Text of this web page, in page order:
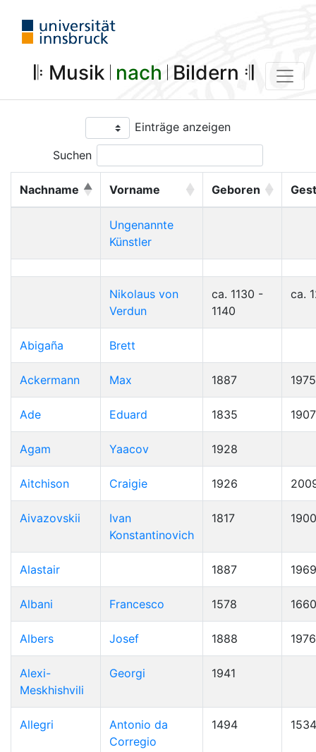
𝄆 Musik 𝄀 nach 𝄀 Bildern 𝄇
Einträge anzeigen
Suchen
Nachname Vorname Geboren
Ungenannte
Künstler
Nikolaus von
Verdun
ca. 1130 -
1140
ca.
Abigaña Brett
Ackermann Max 1887 1975
Ade Eduard 1835 1907
Agam Yaacov 1928
Aitchison Craigie 1926
Aivazovskii
Ivan
Konstantinovich
1817 1900
Alastair 1887 1969
Albani Francesco 1578 1660
Albers Josef 1888 1976
Alexi-
Meskhishvili
Georgi 1941
Allegri
Antonio da
Corregio
1494 1534